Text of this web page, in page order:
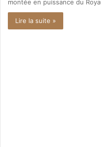
montée en puissance du
Lire la suite »